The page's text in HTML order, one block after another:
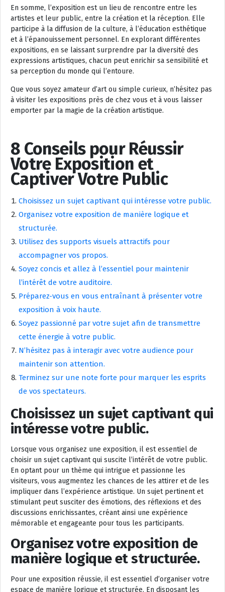
En somme, l’exposition est un lieu de rencontre entre les
artistes et leur public, entre la création et la réception. Elle
participe à la diffusion de la culture, à l’éducation esthétique
et à l’épanouissement personnel. En explorant différentes
expositions, en se laissant surprendre par la diversité des
expressions artistiques, chacun peut enrichir sa sensibilité et
sa perception du monde qui l’entoure.
Que vous soyez amateur d’art ou simple curieux, n’hésitez pas
à visiter les expositions près de chez vous et à vous laisser
emporter par la magie de la création artistique.
8 Conseils pour Réussir
Votre Exposition et
Captiver Votre Public
Choisissez un sujet captivant qui intéresse votre public.
Organisez votre exposition de manière logique et
structurée.
Utilisez des supports visuels attractifs pour
accompagner vos propos.
Soyez concis et allez à l’essentiel pour maintenir
l’intérêt de votre auditoire.
Préparez-vous en vous entraînant à présenter votre
exposition à voix haute.
Soyez passionné par votre sujet afin de transmettre
cette énergie à votre public.
N’hésitez pas à interagir avec votre audience pour
maintenir son attention.
Terminez sur une note forte pour marquer les esprits
de vos spectateurs.
Choisissez un sujet captivant qui
intéresse votre public.
Lorsque vous organisez une exposition, il est essentiel de
choisir un sujet captivant qui suscite l’intérêt de votre public.
En optant pour un thème qui intrigue et passionne les
visiteurs, vous augmentez les chances de les attirer et de les
impliquer dans l’expérience artistique. Un sujet pertinent et
stimulant peut susciter des émotions, des réflexions et des
discussions enrichissantes, créant ainsi une expérience
mémorable et engageante pour tous les participants.
Organisez votre exposition de
manière logique et structurée.
Pour une exposition réussie, il est essentiel d’organiser votre
espace de manière logique et structurée. En disposant les